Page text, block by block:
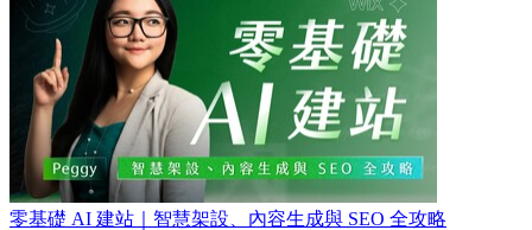
零基礎 AI 建站｜智慧架設、內容生成與 SEO 全攻略